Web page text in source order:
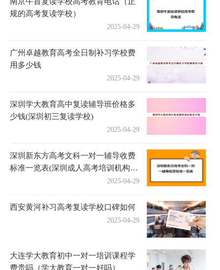
规的高考复读学校）
2025-04-29
广州卓越教育高考全日制补习学校费
用多少钱
2025-04-29
深圳学大教育高中复读辅导班价格多
少钱(深圳初三复读学校)
2025-04-29
深圳新东方高考文科一对一辅导收费
标准一览表(深圳成人高考培训机构有
2025-04-29
西安黄河补习高考复读学校口碑如何
2025-04-29
大连学大教育初中一对一培训课程学
费贵吗（学大教育一对一好吗）